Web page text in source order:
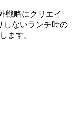
戦略にクリエイ
しないランチ時の
ます。